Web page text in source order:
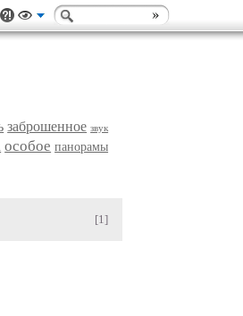
заброшенное звук
особое панорамы
[1]